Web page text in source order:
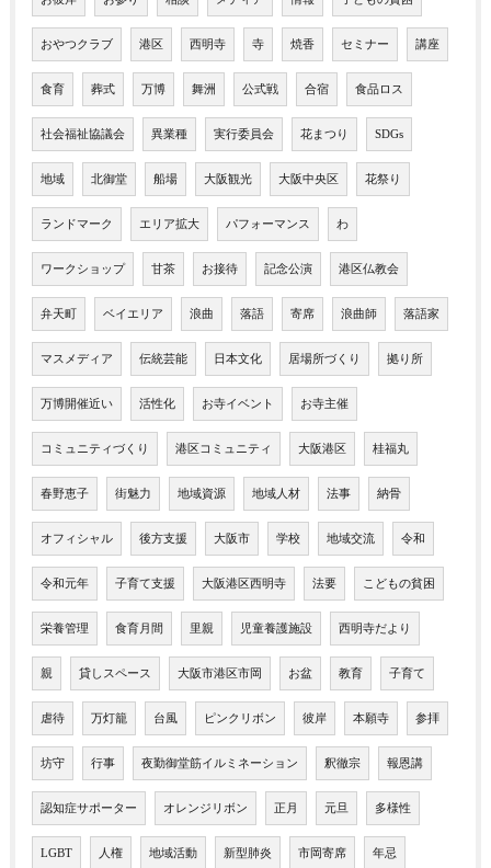
おやつクラブ 港区 西明寺 寺 焼香 セミナー 講座
食育 葬式 万博 舞洲 公式戦 合宿 食品ロス
社会福祉協議会 異業種 実行委員会 花まつり SDGs
地域 北御堂 船場 大阪観光 大阪中央区 花祭り
ランドマーク エリア拡大 パフォーマンス わ
ワークショップ 甘茶 お接待 記念公演 港区仏教会
弁天町 ベイエリア 浪曲 落語 寄席 浪曲師 落語家
マスメディア 伝統芸能 日本文化 居場所づくり 拠り所
万博開催近い 活性化 お寺イベント お寺主催
コミュニティづくり 港区コミュニティ 大阪港区 桂福丸
春野恵子 街魅力 地域資源 地域人材 法事 納骨
オフィシャル 後方支援 大阪市 学校 地域交流 令和
令和元年 子育て支援 大阪港区西明寺 法要 こどもの貧困
栄養管理 食育月間 里親 児童養護施設 西明寺だより
親 貸しスペース 大阪市港区市岡 お盆 教育 子育て
虐待 万灯籠 台風 ピンクリボン 彼岸 本願寺 参拝
坊守 行事 夜勤御堂筋イルミネーション 釈徹宗 報恩講
認知症サポーター オレンジリボン 正月 元旦 多様性
LGBT 人権 地域活動 新型肺炎 市岡寄席 年忌